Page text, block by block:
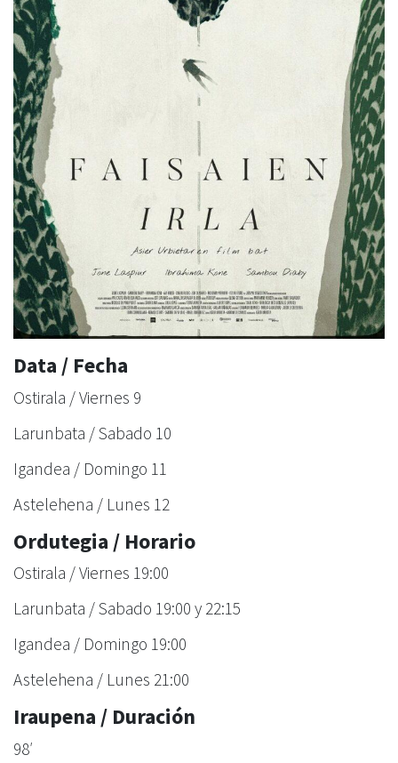
Data / Fecha
Ostirala / Viernes 9
Larunbata / Sabado 10
Igandea / Domingo 11
Astelehena / Lunes 12
Ordutegia / Horario
Ostirala / Viernes 19:00
Larunbata / Sabado 19:00 y 22:15
Igandea / Domingo 19:00
Astelehena / Lunes 21:00
Iraupena / Duración
98′